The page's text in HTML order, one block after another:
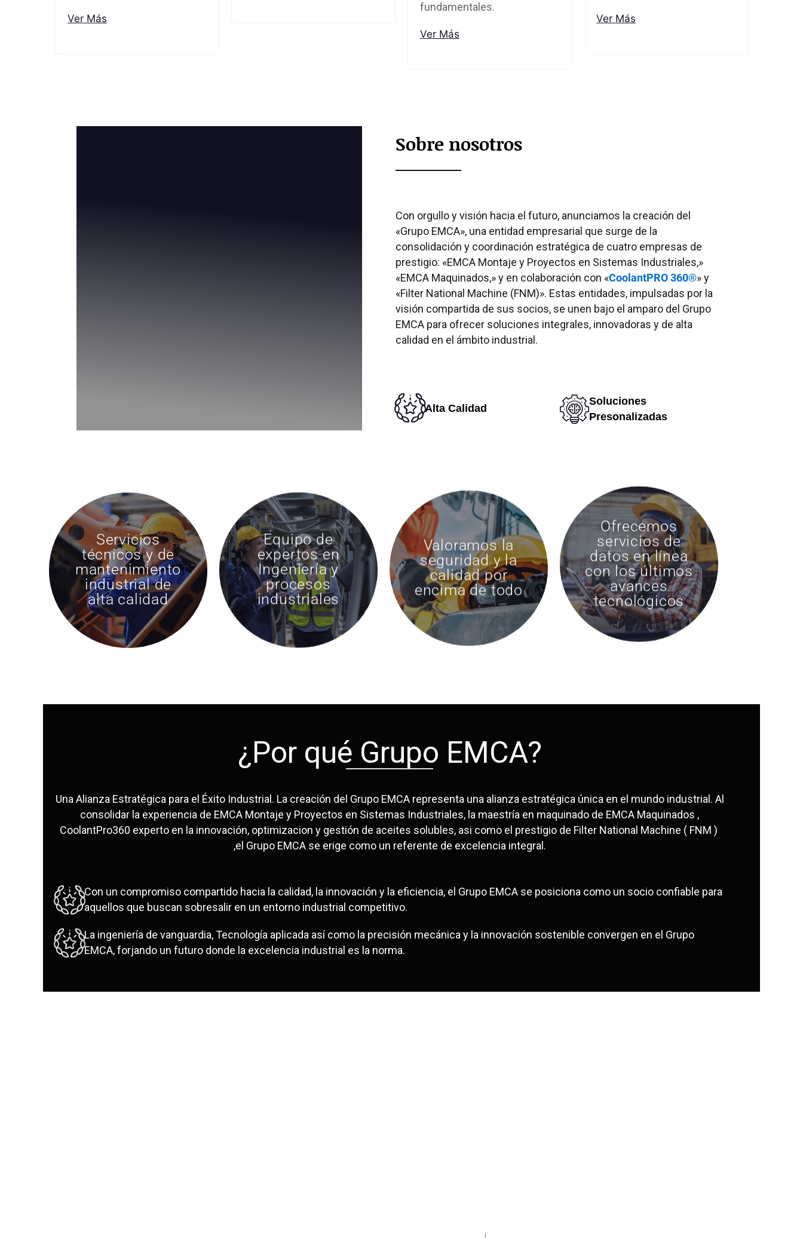
Ver Más
fundamentales.
Ver Más
Ver Más
Sobre nosotros
Con orgullo y visión hacia el futuro, anunciamos la creación del
«Grupo EMCA», una entidad empresarial que surge de la
consolidación y coordinación estratégica de cuatro empresas de
prestigio: «EMCA Montaje y Proyectos en Sistemas Industriales,»
«EMCA Maquinados,» y en colaboración con «CoolantPRO 360®» y
«Filter National Machine (FNM)». Estas entidades, impulsadas por la
visión compartida de sus socios, se unen bajo el amparo del Grupo
EMCA para ofrecer soluciones integrales, innovadoras y de alta
calidad en el ámbito industrial.
Alta Calidad
Soluciones
Presonalizadas
Servicios
técnicos y de
mantenimiento
industrial de
alta calidad
Equipo de
expertos en
Ingeniería y
procesos
industriales
Valoramos la
seguridad y la
calidad por
encima de todo
Ofrecemos
servicios de
datos en línea
con los últimos
avances
tecnológicos
¿Por qué Grupo EMCA?
Una Alianza Estratégica para el Éxito Industrial. La creación del Grupo EMCA representa una alianza estratégica única en el mundo industrial. Al
consolidar la experiencia de EMCA Montaje y Proyectos en Sistemas Industriales, la maestría en maquinado de EMCA Maquinados ,
CoolantPro360 experto en la innovación, optimizacion y gestión de aceites solubles, asi como el prestigio de Filter National Machine ( FNM )
,el Grupo EMCA se erige como un referente de excelencia integral.
Con un compromiso compartido hacia la calidad, la innovación y la eficiencia, el Grupo EMCA se posiciona como un socio confiable para
aquellos que buscan sobresalir en un entorno industrial competitivo.
La ingeniería de vanguardia, Tecnología aplicada así como la precisión mecánica y la innovación sostenible convergen en el Grupo
EMCA, forjando un futuro donde la excelencia industrial es la norma.